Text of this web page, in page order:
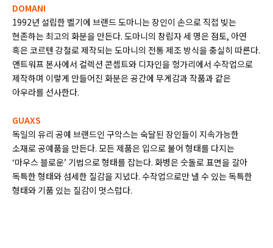
DOMANI
1992년 설립한 벨기에 브랜드 도마니는 장인이 손으로 직접 빚는
현존하는 최고의 화분을 만든다. 도마니의 창립자 세 명은 점토, 아연
혹은 코르텐 강철로 제작되는 도마니의 전통 제조 방식을 충실히 따른다.
앤트워프 본사에서 컬렉션 콘셉트와 디자인을 헝가리에서 수작업으로
제작하며 이렇게 만들어진 화분은 공간에 무게감과 작품과 같은
아우라를 선사한다.
GUAXS
독일의 유리 공예 브랜드인 구악스는 숙달된 장인들이 지속가능한
소재로 공예품을 만든다. 모든 제품은 입으로 불어 형태를 다지는
‘마우스 블로운’ 기법으로 형태를 잡는다. 화병은 숫돌로 표면을 갈아
독특한 형태와 섬세한 질감을 지녔다. 수작업으로만 낼 수 있는 독특한
형태와 기품 있는 질감이 멋스럽다.